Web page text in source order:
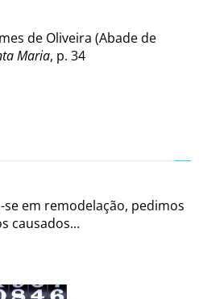
de Oliveira (Abade de
Maria, p. 34
se em remodelação, pedimos
causados...